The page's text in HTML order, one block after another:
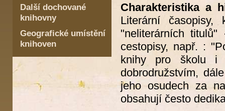
Další dochované
knihovny
Geografické umístění
knihoven
Charakteristika a
Literární časopisy,
"neliterárních titulů"
cestopisy, např. :
knihy pro školu i
dobrodružstvím,
jeho osudech za
obsahují često